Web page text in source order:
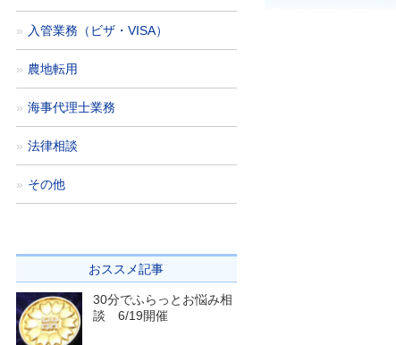
入管業務（ビザ・VISA）
農地転用
海事代理士業務
法律相談
その他
おススメ記事
30分でふらっとお悩み相
談 6/19開催